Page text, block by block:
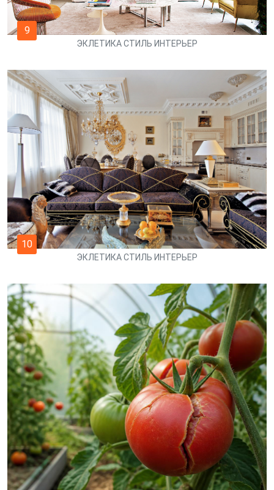
9
ЭКЛЕТИКА СТИЛЬ ИНТЕРЬЕР
10
ЭКЛЕТИКА СТИЛЬ ИНТЕРЬЕР